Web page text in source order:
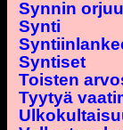
Synnin
Synti
Syntiset
Toisten
Tyytyä